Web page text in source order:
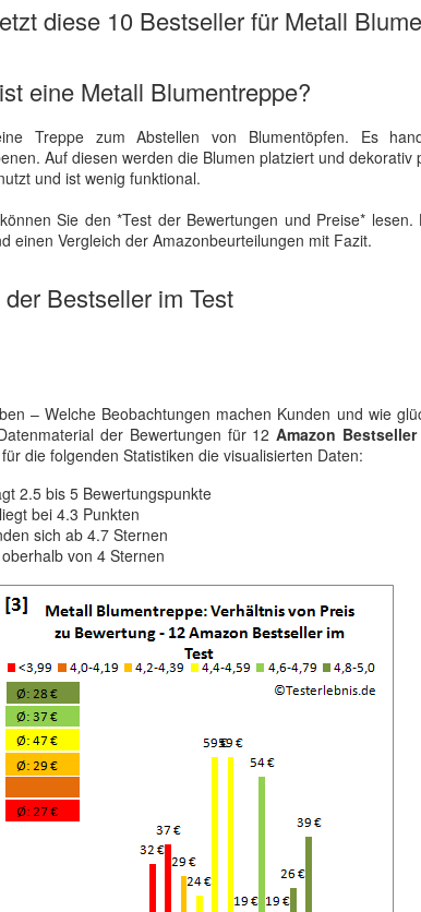
diese 10 Bestseller für Metall
eine Metall Blumentreppe?
Treppe zum Abstellen von Blumentöpfen. Es
Auf diesen werden die Blumen platziert und
und ist wenig funktional.
Sie den *Test der Bewertungen und Preise*
einen Vergleich der Amazonbeurteilungen mit Fazit.
Bestseller im Test
– Welche Beobachtungen machen Kunden und wie
der Bewertungen für 12Amazon
die folgenden Statistiken die visualisierten Daten:
2.5 bis 5 Bewertungspunkte
bei 4.3 Punkten
sich ab 4.7 Sternen
von 4 Sternen